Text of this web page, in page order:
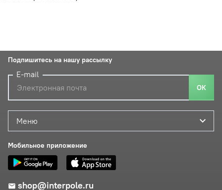
Меню
Мобильное приложение
shop@interpole.ru
Подпишитесь на нашу рассылку
E-mail
ОК